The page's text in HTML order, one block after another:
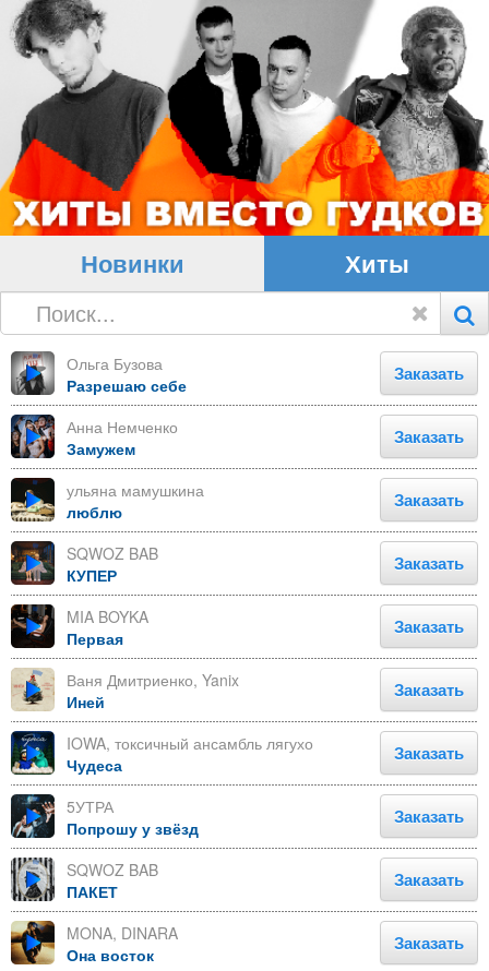
Новинки Хиты
Ольга Бузова
Разрешаю себе
Заказать
Анна Немченко
Замужем
Заказать
ульяна мамушкина
люблю
Заказать
SQWOZ BAB
КУПЕР
Заказать
MIA BOYKA
Первая
Заказать
Ваня Дмитриенко, Yanix
Иней
Заказать
IOWA, токсичный ансамбль лягухо
Чудеса
Заказать
5УТРА
Попрошу у звёзд
Заказать
SQWOZ BAB
ПАКЕТ
Заказать
MONA, DINARA
Она восток
Заказать